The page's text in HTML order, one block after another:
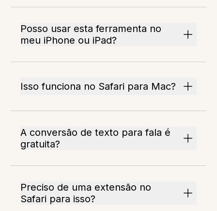
Posso usar esta ferramenta no
meu iPhone ou iPad?
Isso funciona no Safari para Mac?
A conversão de texto para fala é
gratuita?
Preciso de uma extensão no
Safari para isso?